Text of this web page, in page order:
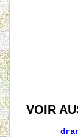
VOIR